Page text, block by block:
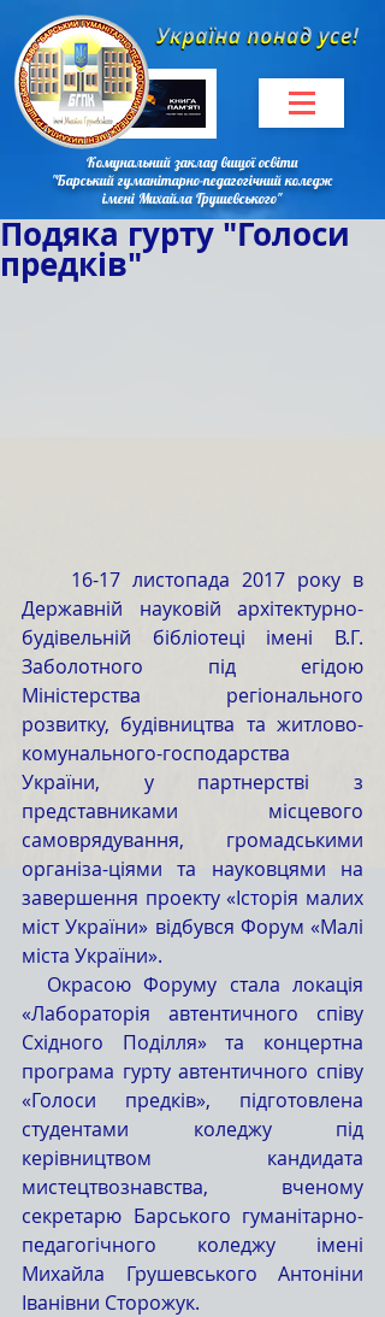
Комунальний заклад вищої освіти
"Барський гуманітарно-педагогічний коледж
імені Михайла Грушевського"
Подяка гурту "Голоси
предків"
Державній науковій архітектурно-
будівельній бібліотеці імені В.Г.
Заболотного під егідою
Міністерства регіонального
розвитку, будівництва та житлово-
комунального-господарства
України, у партнерстві з
представниками місцевого
самоврядування, громадськими
організа-ціями та науковцями на
завершення проекту «Історія малих
міст України» відбувся Форум «Малі
міста України».
«Лабораторія автентичного співу
Східного Поділля» та концертна
програма гурту автентичного співу
«Голоси предків», підготовлена
студентами коледжу під
керівництвом кандидата
мистецтвознавства, вченому
секретарю Барського гуманітарно-
педагогічного коледжу імені
Михайла Грушевського Антоніни
Іванівни Сторожук.